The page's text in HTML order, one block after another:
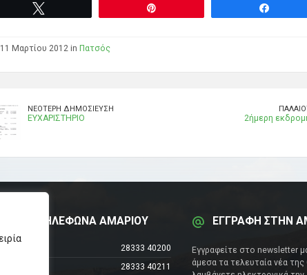
11 Μαρτίου 2012 in Πατσός
ΝΕΌΤΕΡΗ ΔΗΜΟΣΊΕΥΣΗ
ΕΥΧΑΡΙΣΤΗΡΙΟ 2ήμερη
ΤΗΛΕΦΩΝΑ ΑΜΑΡΙΟΥ
Κέντρο
28333 40200
28333 40211
ΕΓΓΡΑΦΗ ΣΤΗΝ
Εγγραφείτε στο newsletter
άμεσα τα τελευταία νέα